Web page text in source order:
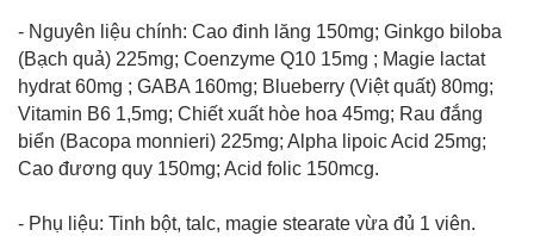
- Nguyên liệu chính: Cao đinh lăng 150mg; Ginkgo biloba
(Bạch quả) 225mg; Coenzyme Q10 15mg ; Magie lactat
hydrat 60mg ; GABA 160mg; Blueberry (Việt quất) 80mg;
Vitamin B6 1,5mg; Chiết xuất hòe hoa 45mg; Rau đắng
biển (Bacopa monnieri) 225mg; Alpha lipoic Acid 25mg;
Cao đương quy 150mg; Acid folic 150mcg.
- Phụ liệu: Tinh bột, talc, magie stearate vừa đủ 1 viên.